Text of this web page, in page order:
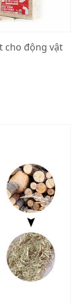
cho động vật